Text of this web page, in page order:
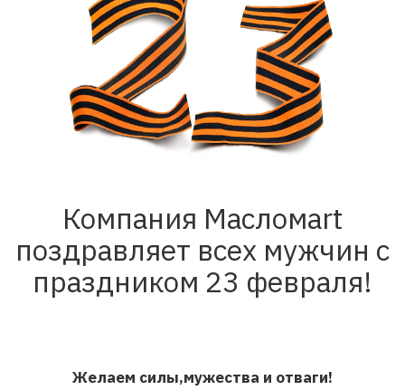
Компания Масломаrt
поздравляет всех мужчин с
праздником 23 февраля!
Желаем силы,мужества и отваги!